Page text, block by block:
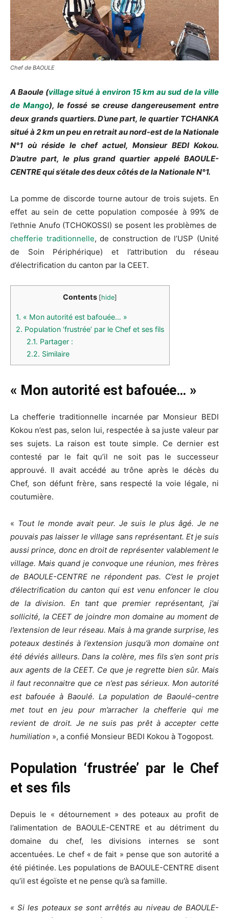
Chef de BAOULE
A Baoule (village situé à environ 15 km au sud de la ville
de Mango), le fossé se creuse dangereusement entre
deux grands quartiers. D’une part, le quartier TCHANKA
situé à 2 km un peu en retrait au nord-est de la Nationale
N°1 où réside le chef actuel, Monsieur BEDI Kokou.
D’autre part, le plus grand quartier appelé BAOULE-
CENTRE qui s’étale des deux côtés de la Nationale N°1.
La pomme de discorde tourne autour de trois sujets. En
effet au sein de cette population composée à 99% de
l’ethnie Anufo (TCHOKOSSI) se posent les problèmes de
chefferie traditionnelle, de construction de l’USP (Unité
de Soin Périphérique) et l’attribution du réseau
d’électrification du canton par la CEET.
Contents [hide]
1. « Mon autorité est bafouée… »
2. Population ‘frustrée’ par le Chef et ses fils
2.1. Partager :
2.2. Similaire
« Mon autorité est bafouée… »
La chefferie traditionnelle incarnée par Monsieur BEDI
Kokou n’est pas, selon lui, respectée à sa juste valeur par
ses sujets. La raison est toute simple. Ce dernier est
contesté par le fait qu’il ne soit pas le successeur
approuvé. Il avait accédé au trône après le décès du
Chef, son défunt frère, sans respecté la voie légale, ni
coutumière.
« Tout le monde avait peur. Je suis le plus âgé. Je ne
pouvais pas laisser le village sans représentant. Et je suis
aussi prince, donc en droit de représenter valablement le
village. Mais quand je convoque une réunion, mes frères
de BAOULE-CENTRE ne répondent pas. C’est le projet
d’électrification du canton qui est venu enfoncer le clou
de la division. En tant que premier représentant, j’ai
sollicité, la CEET de joindre mon domaine au moment de
l’extension de leur réseau. Mais à ma grande surprise, les
poteaux destinés à l’extension jusqu’à mon domaine ont
été déviés ailleurs. Dans la colère, mes fils s’en sont pris
aux agents de la CEET. Ce que je regrette bien sûr. Mais
il faut reconnaitre que ce n’est pas sérieux. Mon autorité
est bafouée à Baoulé. La population de Baoulé-centre
met tout en jeu pour m’arracher la chefferie qui me
revient de droit. Je ne suis pas prêt à accepter cette
humiliation », a confié Monsieur BEDI Kokou à Togopost.
Population ‘frustrée’ par le Chef
et ses fils
Depuis le « détournement » des poteaux au profit de
l’alimentation de BAOULE-CENTRE et au détriment du
domaine du chef, les divisions internes se sont
accentuées. Le chef « de fait » pense que son autorité a
été piétinée. Les populations de BAOULE-CENTRE disent
qu’il est égoïste et ne pense qu’à sa famille.
« Si les poteaux se sont arrêtés au niveau de BAOULE-